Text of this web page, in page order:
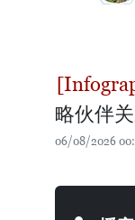
略伙伴
06/08/2026